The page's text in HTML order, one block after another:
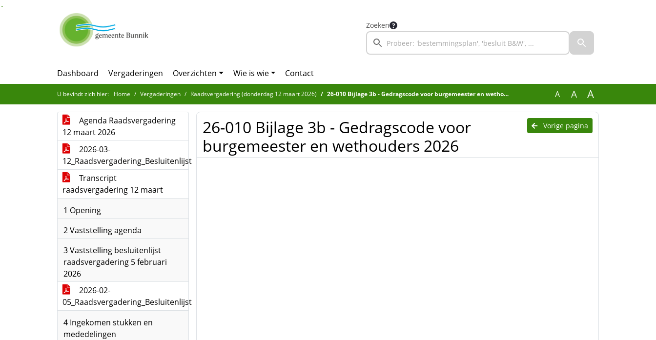
Ga naar de inhoud van deze pagina
Ga naar het zoeken
Ga naar het menu
Zoeken
Dashboard Vergaderingen Overzichten Wie is wie Contact
U bevindt zich hier: Home Vergaderingen Raadsvergadering (donderdag 12 maart 2026) 26-010 Bijlage 3b - Gedragscode voor burgemeester en wethouders 2026 A A A
Agenda Raadsvergadering
12 maart 2026
2026-03-
12_Raadsvergadering_Besluitenlijst
Transcript
raadsvergadering 12 maart
1 Opening
2 Vaststelling agenda
3 Vaststelling besluitenlijst
raadsvergadering 5 februari
2026
2026-02-
05_Raadsvergadering_Besluitenlijst
4 Ingekomen stukken en
mededelingen
Vorige pagina
26-010 Bijlage 3b - Gedragscode voor
burgemeester en wethouders 2026